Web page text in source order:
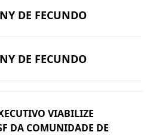
DE FECUNDO
DE FECUNDO
VIABILIZE
DA COMUNIDADE DE